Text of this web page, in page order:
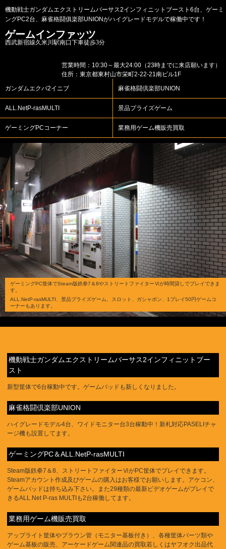
機動戦士ガンダムエクストリームバーサス2インフィニットブースト6台、ゲーミ
ングPC2台、麻雀格闘俱楽部UNIONがハイグレードモデルで稼働中です！
ゲームインファッツ
西武新宿線久米川駅南口下車徒歩3分
営業時間：10:30～最大24:00（23時までに来店願います）
住所：東京都東村山市栄町2-22-21南ビル1F
ガンダムエクバ2イニブ
麻雀格闘倶楽部UNION
ALL.NetP-rasMULTI 景品プライズゲーム
ゲーミングPCコーナー 業務用ゲーム機販売買取
ゲーミングPC筐体でSteam版鉄拳7＆8やストリートファイターⅥが時間貸しでプレイできま
す。
ALL.NetP-rasMULTI、景品プライズゲーム、スロット、ガシャポン、1プレイ50円ゲームコ
ーナーもあります。
機動戦士ガンダムエクストリームバーサス2インフィニットブー
スト
新型筐体で6台稼動中です。ゲームパッドも新しくなりました。
麻雀格闘倶楽部UNION
ハイグレードモデル4台、ワイドモニター台3台稼動中！新札対応PASELIチャ
ージ機も設置してます。
ゲーミングPC＆ALL.NetP-rasMULTI
Steam版鉄拳7＆8、ストリートファイターⅥがPC筐体でプレイできます。
Steamアカウント作成及びゲームの購入はお客様でお願いします。アケコン、
ゲームパッドは持ち込み下さい。また29種類の最新ビデオゲームがプレイで
きるALL.Net P-ras MULTIも2台稼働してます。
業務用ゲーム機販売買取
アップライト筐体やブラウン管（モニター基板付き）、各種筐体パーツ類や
ゲーム基板の販売、アーケードゲーム関連品の買取若しくはヤフオク出品代